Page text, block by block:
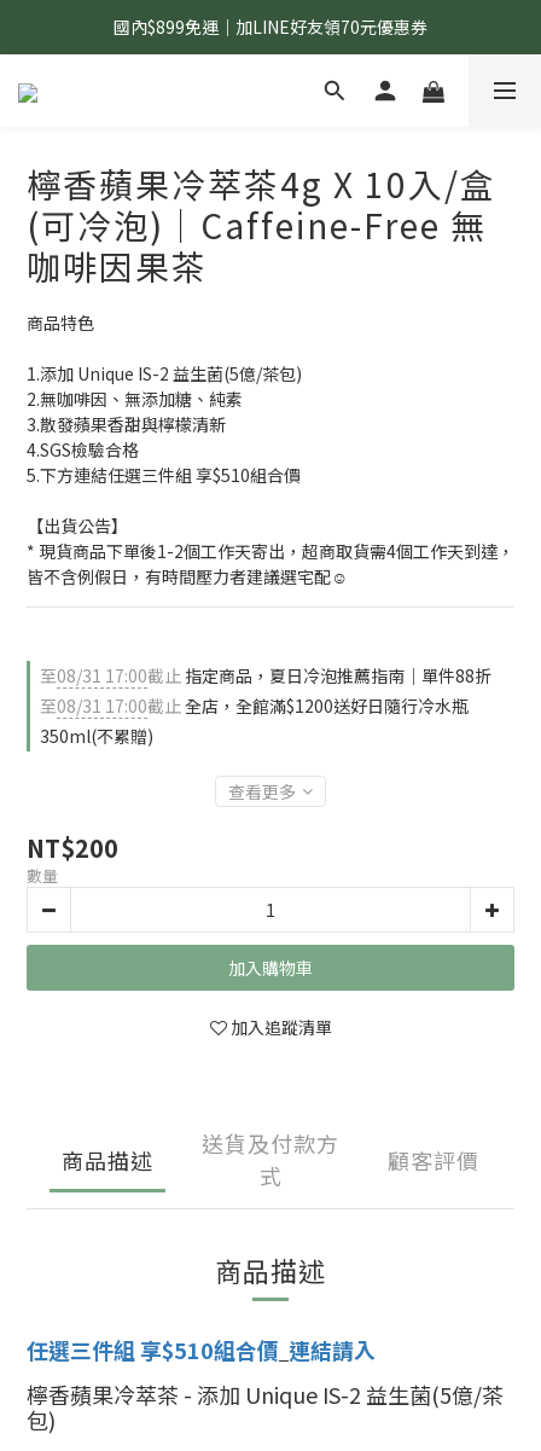
國內$899免運｜加LINE好友領70元優惠券
國內$899免運｜加LINE好友領70元優惠券
訂單滿$1,200｜送好日隨行冷水瓶 (贈完為止)
檸香蘋果冷萃茶4g X 10入/盒
(可冷泡)｜Caffeine-Free 無
咖啡因果茶
商品特色
1.添加 Unique IS-2 益生菌(5億/茶包)
2.無咖啡因、無添加糖、純素
3.散發蘋果香甜與檸檬清新
4.SGS檢驗合格
5.下方連結任選三件組 享$510組合價
【出貨公告】
* 現貨商品下單後1-2個工作天寄出，超商取貨需4個工作天到達，
皆不含例假日，有時間壓力者建議選宅配☺️
至08/31 17:00截止 指定商品，夏日冷泡推薦指南｜單件88折
至08/31 17:00截止全店，全館滿$1200送好日隨行冷水瓶
350ml(不累贈)
查看更多
NT$200
數量
加入購物車
加入追蹤清單
商品描述
送貨及付款方
式
顧客評價
商品描述
任選三件組 享$510組合價 連結請入
檸香蘋果冷萃茶 - 添加 Unique IS-2 益生菌(5億/茶
包)